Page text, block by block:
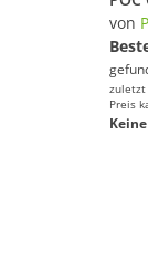
von
zuletzt
Preis